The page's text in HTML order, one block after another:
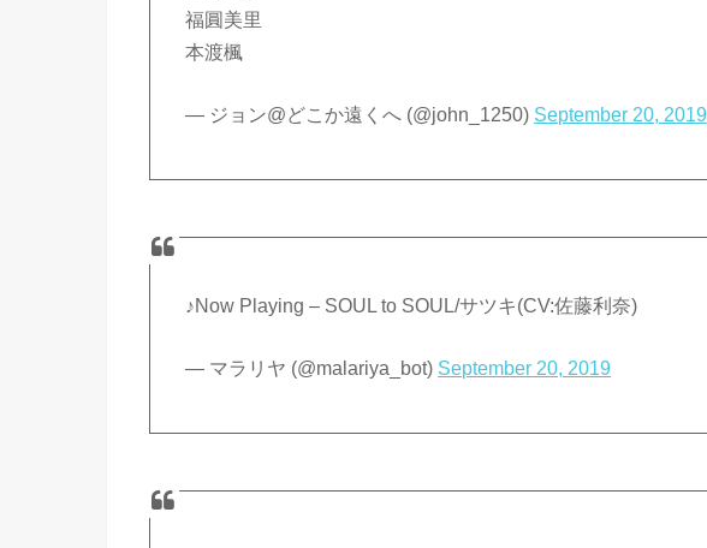
福圓美里
本渡楓
— ジョン@どこか遠くへ (@john_1250) September 20, 2019
♪Now Playing – SOUL to SOUL/サツキ(CV:佐藤利奈)
— マラリヤ (@malariya_bot) September 20, 2019